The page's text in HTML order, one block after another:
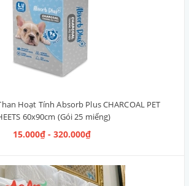
Hoạt Tính Absorb Plus CHARCOAL PET
60x90cm (Gói 25 miếng)
15.000₫ - 320.000₫